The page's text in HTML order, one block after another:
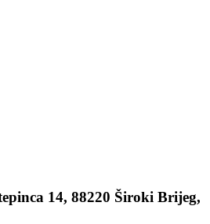
14, 88220 Široki Brijeg,